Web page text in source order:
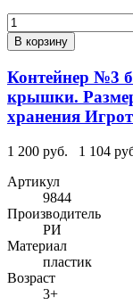
В корзину
Контейнер №3
крышки.
хранения
1 200 руб.
1 104
Артикул
9844
Производитель
РИ
Материал
пластик
Возраст
3+